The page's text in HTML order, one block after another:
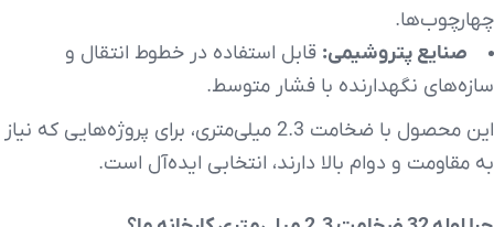
چهارچوب‌ها.
صنایع پتروشیمی: قابل استفاده در خطوط انتقال و
سازه‌های نگهدارنده با فشار متوسط.
این محصول با ضخامت 2.3 میلی‌متری، برای پروژه‌هایی که نیاز
به مقاومت و دوام بالا دارند، انتخابی ایده‌آل است.